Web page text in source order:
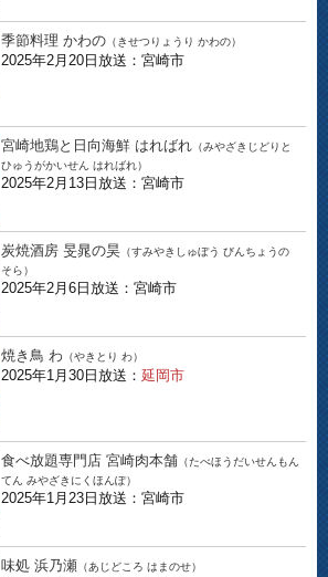
季節料理 かわの （きせつりょうり かわの）
2025年2月20日放送：宮崎市
宮崎地鶏と日向海鮮 はればれ （みやざきじどりと
ひゅうがかいせん はればれ）
2025年2月13日放送：宮崎市
炭焼酒房 旻晁の昊 （すみやきしゅぼう びんちょうの
そら）
2025年2月6日放送：宮崎市
焼き鳥 わ （やきとり わ）
2025年1月30日放送： 延岡市
食べ放題専門店 宮崎肉本舗 （たべほうだいせんもん
てん みやざきにくほんぽ）
2025年1月23日放送：宮崎市
味処 浜乃瀬 （あじどころ はまのせ）